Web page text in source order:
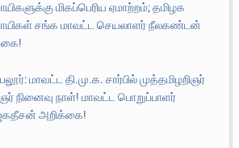
மிகப்பெரிய ஏமாற்றம்; தமிழக
சங்க மாவட்ட செயலாளர் நீலகண்டன்
மாவட்ட தி.மு.க. சார்பில் முத்தமிழறிஞர்
நினைவு நாள்! மாவட்ட பொறுப்பாளர்
அறிக்கை!